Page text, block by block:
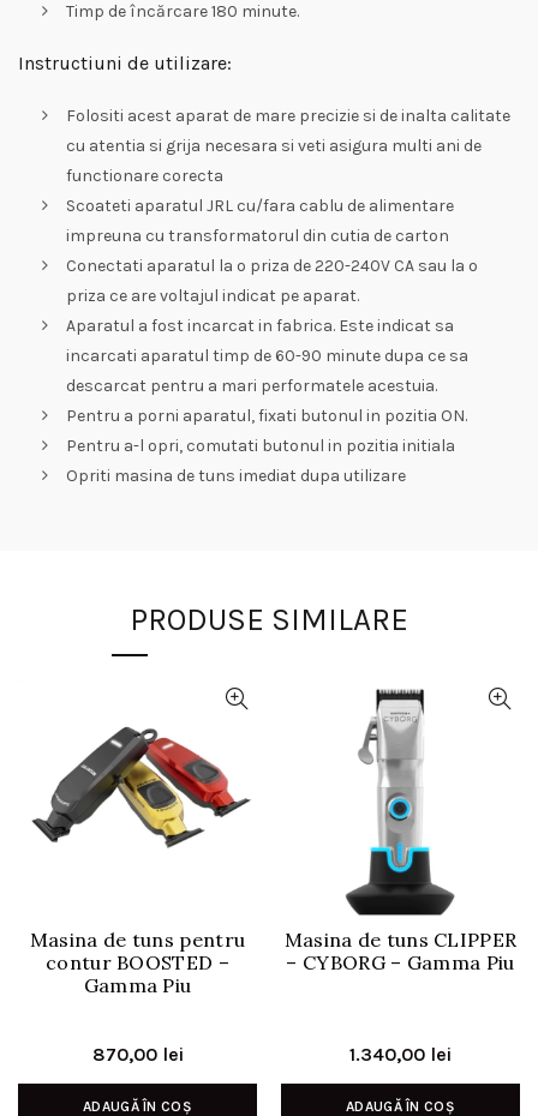
Timp de încărcare 180 minute.
Instructiuni de utilizare:
Folositi acest aparat de mare precizie si de inalta calitate
cu atentia si grija necesara si veti asigura multi ani de
functionare corecta
Scoateti aparatul JRL cu/fara cablu de alimentare
impreuna cu transformatorul din cutia de carton
Conectati aparatul la o priza de 220-240V CA sau la o
priza ce are voltajul indicat pe aparat.
Aparatul a fost incarcat in fabrica. Este indicat sa
incarcati aparatul timp de 60-90 minute dupa ce sa
descarcat pentru a mari performatele acestuia.
Pentru a porni aparatul, fixati butonul in pozitia ON.
Pentru a-l opri, comutati butonul in pozitia initiala
Opriti masina de tuns imediat dupa utilizare
PRODUSE SIMILARE
Masina de tuns pentru
contur BOOSTED –
Gamma Piu
870,00 lei
ADAUGĂ ÎN COȘ
Masina de tuns CLIPPER
– CYBORG – Gamma Piu
1.340,00 lei
ADAUGĂ ÎN COȘ